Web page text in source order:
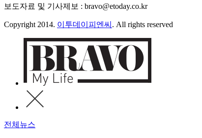
보도자료 및 기사제보 : bravo@etoday.co.kr
Copyright 2014. 이투데이피엔씨 . All rights reserved
전체뉴스